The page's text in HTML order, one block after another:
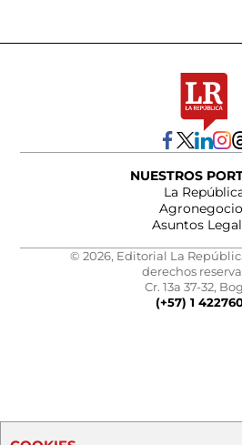
NUESTROS
La
Asuntos
© 2026, Editorial La
derechos
Cr. 13a 37-32,
(+57) 1